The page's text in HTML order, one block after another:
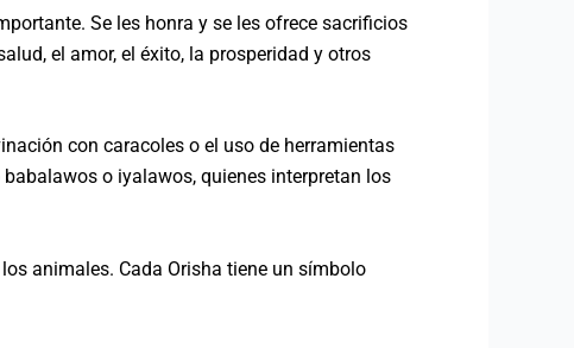
Se les honra y se les ofrece sacrificios
el amor, el éxito, la prosperidad y otros
con caracoles o el uso de herramientas
o iyalawos, quienes interpretan los
animales. Cada Orisha tiene un símbolo